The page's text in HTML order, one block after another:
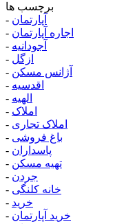
برچسب ها
- آپارتمان
- اجاره آپارتمان
- آجودانیه
- ازگل
- آژانس مسکن
- اقدسیه
- الهیه
- املاک
- املاک تجاری
- باغ فروشی
- پاسداران
- تهیه مسکن
- جردن
- خانه کلنگی
- خرید
- خرید آپارتمان